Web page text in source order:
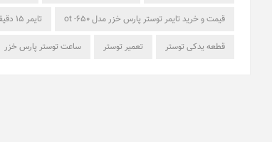
قیمت و خرید تایمر توستر پارس خزر مدل ot -650 تایمر 15 دقیقه ای توستر پارس خزر
قطعه یدکی توستر تعمیر توستر ساعت توستر پارس خزر